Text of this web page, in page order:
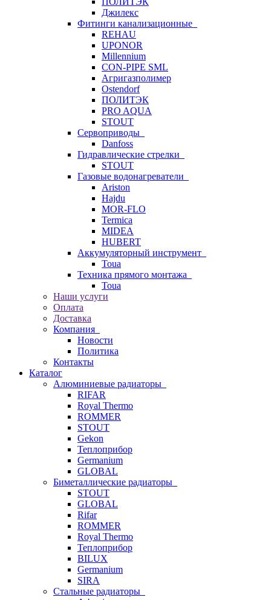
Джилекс
Фитинги канализационные
REHAU
UPONOR
Millennium
CON-PIPE SML
Агригазполимер
Ostendorf
ПОЛИТЭК
PRO AQUA
STOUT
Сервоприводы
Danfoss
Гидравлические стрелки
STOUT
Газовые водонагреватели
Ariston
Hajdu
MOR-FLO
Termica
MIDEA
HUBERT
Аккумуляторный инструмент
Toua
Техника прямого монтажа
Toua
Наши услуги
Оплата
Доставка
Компания
Новости
Политика
Контакты
Каталог
Алюминиевые радиаторы
RIFAR
Royal Thermo
ROMMER
STOUT
Gekon
Теплоприбор
Germanium
GLOBAL
Биметаллические радиаторы
STOUT
GLOBAL
Rifar
ROMMER
Royal Thermo
Теплоприбор
BILUX
Germanium
SIRA
Стальные радиаторы